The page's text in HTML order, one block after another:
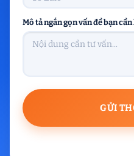
Mô tả ngắn gọn vấn đề bạn